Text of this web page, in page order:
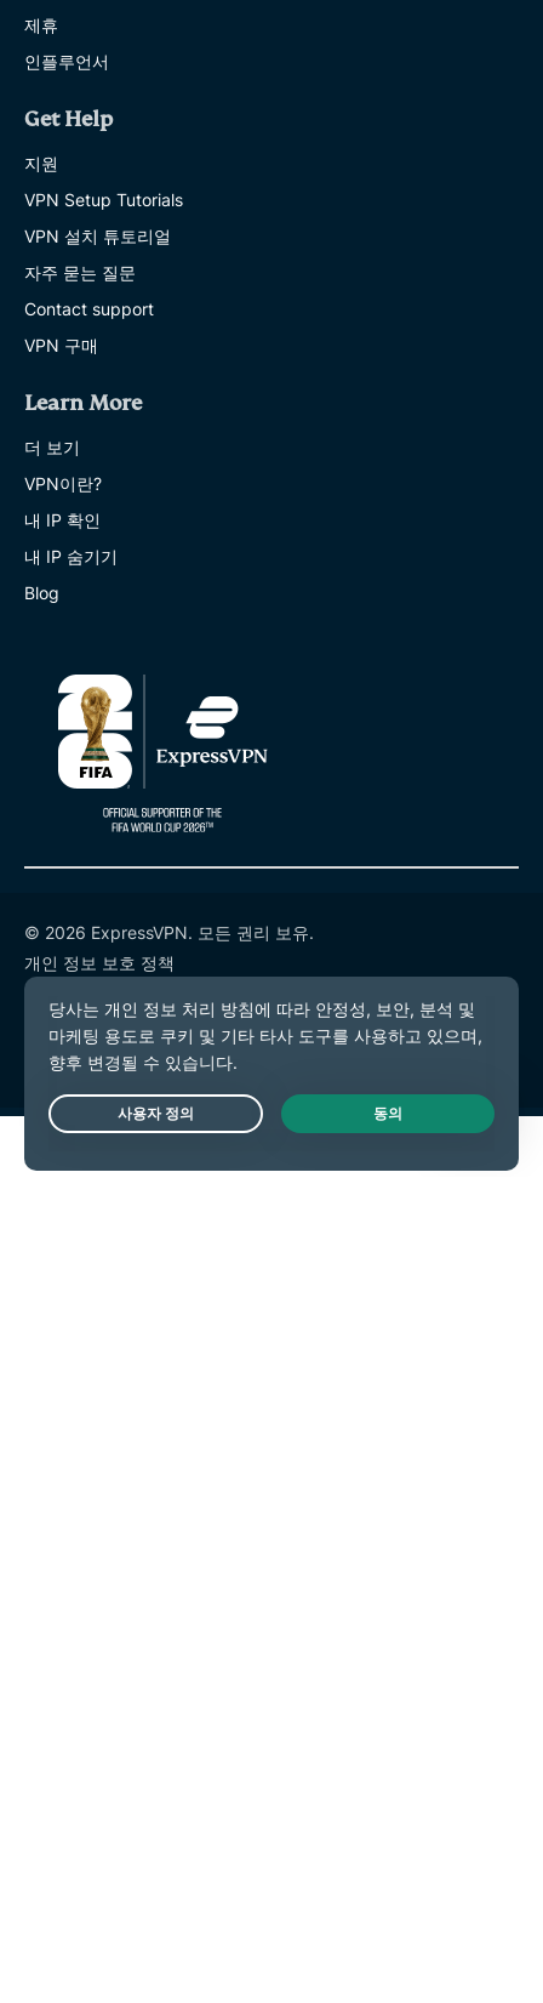
제휴
인플루언서
Get Help
지원
VPN Setup Tutorials
VPN 설치 튜토리얼
자주 묻는 질문
Contact support
VPN 구매
Learn More
더 보기
VPN이란?
내 IP 확인
내 IP 숨기기
Blog
© 2026 ExpressVPN. 모든 권리 보유.
개인 정보 보호 정책
서비스 약관
쿠키 기본 설정
Live Chat